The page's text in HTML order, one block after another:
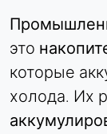
это
которые
холода. Их
_li_id.#,
Provider:
Leadinfo